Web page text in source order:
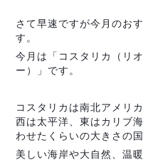
さて早速ですが今月のお
す。
今月は「コスタリカ（リ
ー）」です。
コスタリカは南北アメリ
西は太平洋、東はカリブ
わせたくらいの大きさの国
美しい海岸や大自然、温